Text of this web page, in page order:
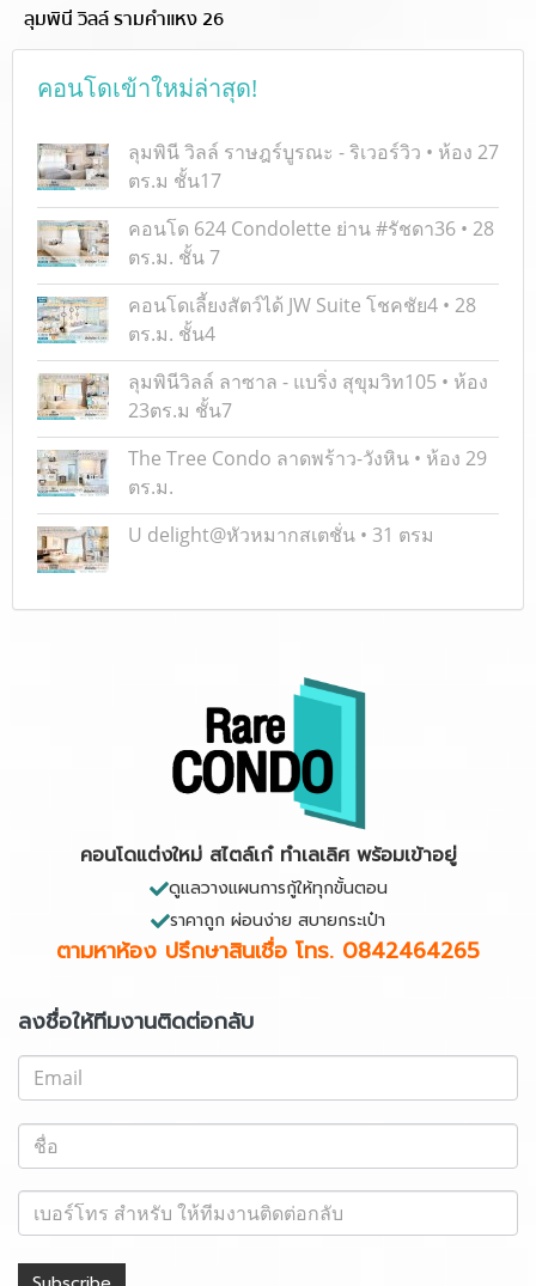
ลุมพินี วิลล์ รามคำแหง 26
คอนโดเข้าใหม่ล่าสุด!
ลุมพินี วิลล์ ราษฎร์บูรณะ - ริเวอร์วิว • ห้อง 27
ตร.ม ชั้น17
คอนโด 624 Condolette ย่าน #รัชดา36 • 28
ตร.ม. ชั้น 7
คอนโดเลี้ยงสัตว์ได้ JW Suite โชคชัย4 • 28
ตร.ม. ชั้น4
ลุมพินีวิลล์ ลาซาล - แบริ่ง สุขุมวิท105 • ห้อง
23ตร.ม ชั้น7
The Tree Condo ลาดพร้าว-วังหิน • ห้อง 29
ตร.ม.
U delight@หัวหมากสเตชั่น • 31 ตรม
คอนโดแต่งใหม่ สไตล์เก๋ ทำเลเลิศ พร้อมเข้าอยู่
ดูแลวางแผนการกู้ให้ทุกขั้นตอน
ราคาถูก ผ่อนง่าย สบายกระเป๋า
ตามหาห้อง ปรึกษาสินเชื่อ โทร. 0842464265
ลงชื่อให้ทีมงานติดต่อกลับ